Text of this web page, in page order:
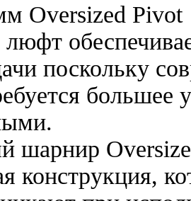
Oversized Pivot
поскольку
большее
шарнир
конструкция,